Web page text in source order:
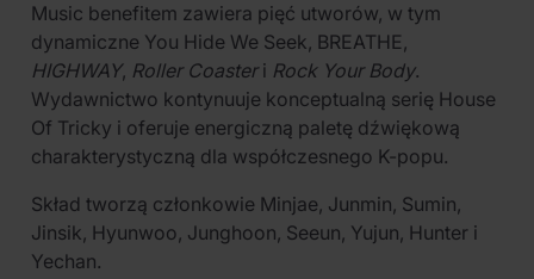
Music benefitem zawiera pięć utworów, w tym
dynamiczne You Hide We Seek, BREATHE,
HIGHWAY, Roller Coasteri Rock Your Body.
Wydawnictwo kontynuuje konceptualną serię House
Of Tricky i oferuje energiczną paletę dźwiękową
charakterystyczną dla współczesnego K-popu.
Skład tworzą członkowie Minjae, Junmin, Sumin,
Jinsik, Hyunwoo, Junghoon, Seeun, Yujun, Hunter i
Yechan.